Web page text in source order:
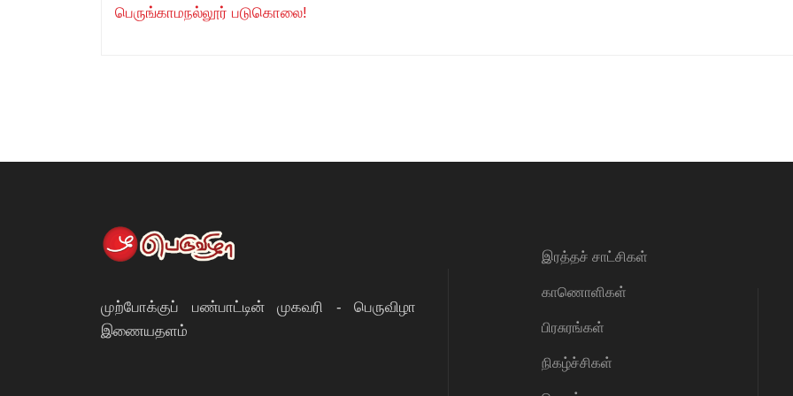
பெருங்காமநல்லூர் படுகொலை!
முற்போக்குப் பண்பாட்டின் முகவரி - பெருவிழா
இணையதளம்
இரத்தச் சாட்சிகள்
காணொளிகள்
பிரசுரங்கள்
நிகழ்ச்சிகள்